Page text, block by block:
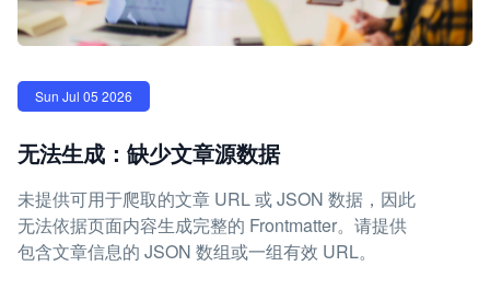
Sun Jul 05 2026
无法生成：缺少文章源数据
未提供可用于爬取的文章 URL 或 JSON 数据，因此
无法依据页面内容生成完整的 Frontmatter。请提供
包含文章信息的 JSON 数组或一组有效 URL。